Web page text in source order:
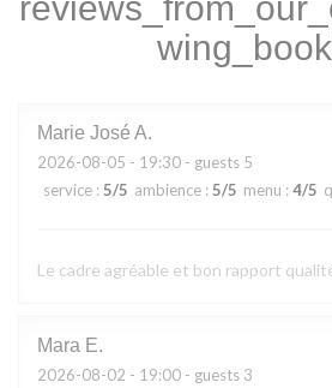
Marie José A
2026-08-05 - 19:30 - guests 5
service : 5/5 ambience : 5/5 menu : 4/5
Le cadre agréable et bon rapport
Mara E
2026-08-02 - 19:00 - guests 3